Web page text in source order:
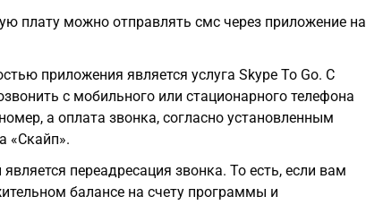
плату можно отправлять смс через приложение на
приложения является услуга Skype To Go. С
с мобильного или стационарного телефона
а оплата звонка, согласно установленным
«Скайп».
переадресация звонка. То есть, если вам
балансе на счету программы и